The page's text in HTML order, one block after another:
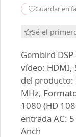
Guardar en
Sé el
Gembird
vídeo: HDMI,
del producto:
MHz,
1080 (HD
entrada AC:
Anch